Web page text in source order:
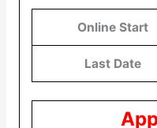
Online Start
Last Date